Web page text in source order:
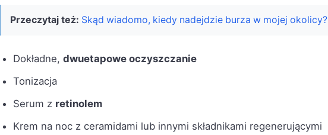
Przeczytaj też: Skąd wiadomo, kiedy nadejdzie burza w mojej okolicy?
Dokładne, dwuetapowe oczyszczanie
Tonizacja
Serum z retinolem
Krem na noc z ceramidami lub innymi składnikami regenerującymi